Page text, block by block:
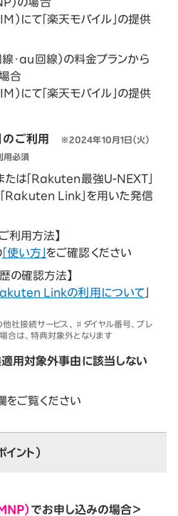
）にて「楽天モバイル」の提供
・au回線）の料金プランから
合
）にて「楽天モバイル」の提供
のご利用
※2024年10月1日（火）
用必須
たは「Rakuten最強U-NEXT」
Rakuten Link」を用いた発信
利用方法】
「使い方」 をご確認ください
の確認方法】
Linkの利用について
社接続サービス、♯ダイヤル番号、プレ
合は、特典対象外となります
用対象外事由に該当しない
ご覧ください
ント）
）でお申し込みの場合＞